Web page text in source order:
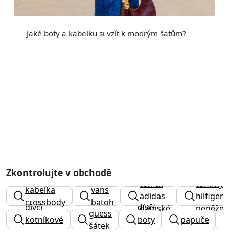
Jaké boty a kabelku si vzít k modrým šatům?
Zkontrolujte v obchodě
kabelka
crossbody
vans
batoh
terrex
adidas
dámské
tommy
hilfiger
dívčí
kotníkové
boty
guess
šátek
dívčí
boty
nike
papuče